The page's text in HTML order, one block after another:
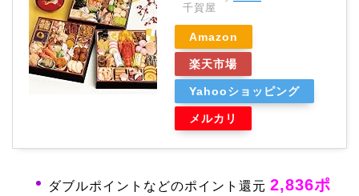
千賀屋
Amazon
楽天市場
Yahooショッピング
メルカリ
ダブルポイントなどのポイント還元 2,836ポ